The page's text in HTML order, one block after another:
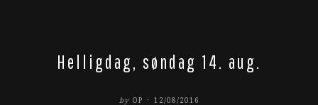
Helligdag, søndag 14. aug.
by OP
POSTED
12/08/2016